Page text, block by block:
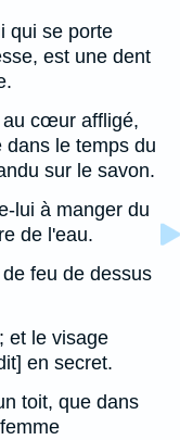
qui se porte
est une dent
au cœur affligé,
le temps du
sur le savon.
lui à manger du
de l'eau.
feu de dessus
et le visage
en secret.
toit, que dans